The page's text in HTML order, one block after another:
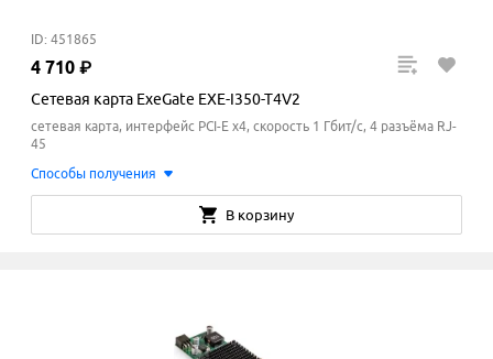
ID: 451865
4 710 ₽
Сетевая карта ExeGate EXE-I350-T4V2
сетевая карта, интерфейс PCI-E x4, скорость 1 Гбит/с, 4 разъёма RJ-
45
Способы получения
В корзину